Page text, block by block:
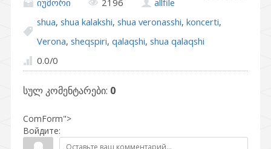
იუმორი 2196
allfile
shua, shua kalakshi, shua veronasshi, koncerti,
Verona, sheqspiri, qalaqshi, shua qalaqshi
0.0/0
სულ კომენტარები: 0
ComForm">
Войдите: